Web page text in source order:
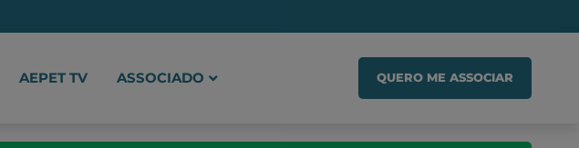
AEPET TV ASSOCIADO QUERO ME ASSOCIAR